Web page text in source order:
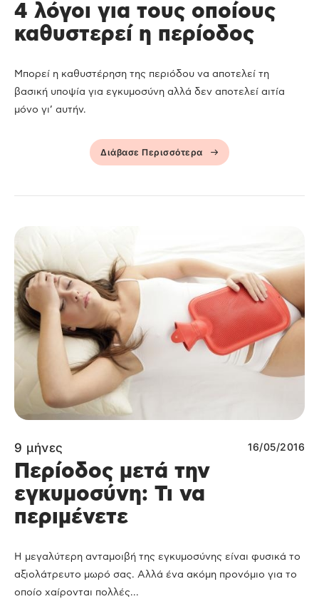
4 λόγοι για τους οποίους
καθυστερεί η περίοδος
Μπορεί η καθυστέρηση της περιόδου να αποτελεί τη
βασική υποψία για εγκυμοσύνη αλλά δεν αποτελεί αιτία
μόνο γι’ αυτήν.
Διάβασε Περισσότερα
9 μήνες 16/05/2016
Περίοδος μετά την
εγκυμοσύνη: Τι να
περιμένετε
Η μεγαλύτερη ανταμοιβή της εγκυμοσύνης είναι φυσικά το
αξιολάτρευτο μωρό σας. Αλλά ένα ακόμη προνόμιο για το
οποίο χαίρονται πολλές...